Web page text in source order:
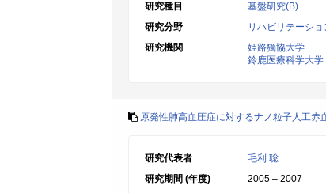
研究種目
基盤研究(B)
研究分野
リハビリテーシ
研究機関
姫路獨協大学
鈴鹿医療科学大学
原発性肺高血圧症に対するナノ粒子人工
研究代表者
毛利 聡
研究期間 (年度)
2005 – 2007